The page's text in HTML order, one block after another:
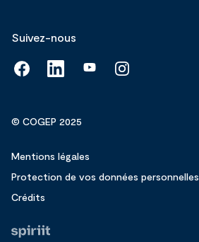
Suivez-nous
© COGEP 2025
Mentions légales
Protection de vos données personnelles
Crédits